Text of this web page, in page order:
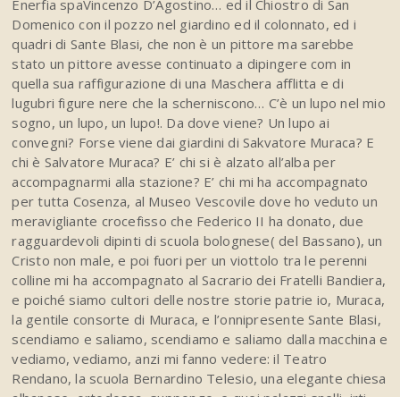
Enerfia spaVincenzo D’Agostino… ed il Chiostro di San
Domenico con il pozzo nel giardino ed il colonnato, ed i
quadri di Sante Blasi, che non è un pittore ma sarebbe
stato un pittore avesse continuato a dipingere com in
quella sua raffigurazione di una Maschera afflitta e di
lugubri figure nere che la scherniscono… C’è un lupo nel mio
sogno, un lupo, un lupo!. Da dove viene? Un lupo ai
convegni? Forse viene dai giardini di Sakvatore Muraca? E
chi è Salvatore Muraca? E’ chi si è alzato all’alba per
accompagnarmi alla stazione? E’ chi mi ha accompagnato
per tutta Cosenza, al Museo Vescovile dove ho veduto un
meravigliante crocefisso che Federico II ha donato, due
ragguardevoli dipinti di scuola bolognese( del Bassano), un
Cristo non male, e poi fuori per un viottolo tra le perenni
colline mi ha accompagnato al Sacrario dei Fratelli Bandiera,
e poiché siamo cultori delle nostre storie patrie io, Muraca,
la gentile consorte di Muraca, e l’onnipresente Sante Blasi,
scendiamo e saliamo, scendiamo e saliamo dalla macchina e
vediamo, vediamo, anzi mi fanno vedere: il Teatro
Rendano, la scuola Bernardino Telesio, una elegante chiesa